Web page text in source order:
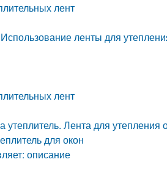
лент
ленты для
лент
Лента для утепления
для окон
описание